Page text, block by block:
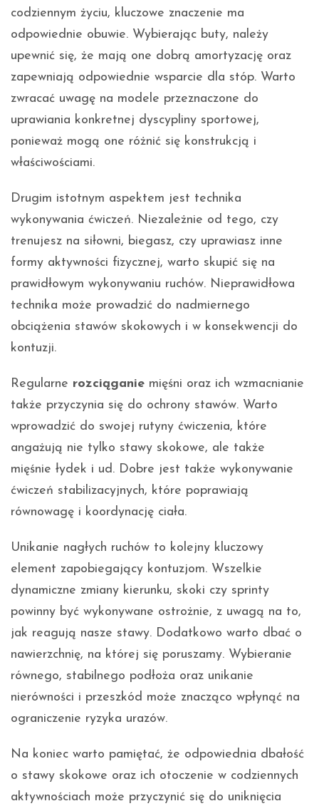
codziennym życiu, kluczowe znaczenie ma
odpowiednie obuwie. Wybierając buty, należy
upewnić się, że mają one dobrą amortyzację oraz
zapewniają odpowiednie wsparcie dla stóp. Warto
zwracać uwagę na modele przeznaczone do
uprawiania konkretnej dyscypliny sportowej,
ponieważ mogą one różnić się konstrukcją i
właściwościami.
Drugim istotnym aspektem jest technika
wykonywania ćwiczeń. Niezależnie od tego, czy
trenujesz na siłowni, biegasz, czy uprawiasz inne
formy aktywności fizycznej, warto skupić się na
prawidłowym wykonywaniu ruchów. Nieprawidłowa
technika może prowadzić do nadmiernego
obciążenia stawów skokowych i w konsekwencji do
kontuzji.
Regularne rozciąganie mięśni oraz ich wzmacnianie
także przyczynia się do ochrony stawów. Warto
wprowadzić do swojej rutyny ćwiczenia, które
angażują nie tylko stawy skokowe, ale także
mięśnie łydek i ud. Dobre jest także wykonywanie
ćwiczeń stabilizacyjnych, które poprawiają
równowagę i koordynację ciała.
Unikanie nagłych ruchów to kolejny kluczowy
element zapobiegający kontuzjom. Wszelkie
dynamiczne zmiany kierunku, skoki czy sprinty
powinny być wykonywane ostrożnie, z uwagą na to,
jak reagują nasze stawy. Dodatkowo warto dbać o
nawierzchnię, na której się poruszamy. Wybieranie
równego, stabilnego podłoża oraz unikanie
nierówności i przeszkód może znacząco wpłynąć na
ograniczenie ryzyka urazów.
Na koniec warto pamiętać, że odpowiednia dbałość
o stawy skokowe oraz ich otoczenie w codziennych
aktywnościach może przyczynić się do uniknięcia